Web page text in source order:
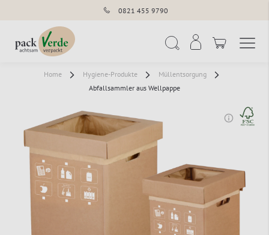
0821 455 9790
Home Hygiene-Produkte
Müllentsorgung
Abfallsammler aus Wellpappe